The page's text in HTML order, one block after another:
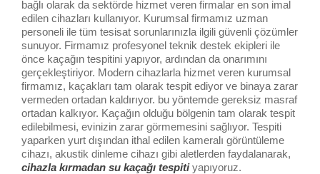
bağlı olarak da sektörde hizmet veren firmalar en son imal
edilen cihazları kullanıyor. Kurumsal firmamız uzman
personeli ile tüm tesisat sorunlarınızla ilgili güvenli çözümler
sunuyor. Firmamız profesyonel teknik destek ekipleri ile
önce kaçağın tespitini yapıyor, ardından da onarımını
gerçekleştiriyor. Modern cihazlarla hizmet veren kurumsal
firmamız, kaçakları tam olarak tespit ediyor ve binaya zarar
vermeden ortadan kaldırıyor. bu yöntemde gereksiz masraf
ortadan kalkıyor. Kaçağın olduğu bölgenin tam olarak tespit
edilebilmesi, evinizin zarar görmemesini sağlıyor. Tespiti
yaparken yurt dışından ithal edilen kameralı görüntüleme
cihazı, akustik dinleme cihazı gibi aletlerden faydalanarak,
cihazla kırmadan su kaçağı tespitiyapıyoruz.